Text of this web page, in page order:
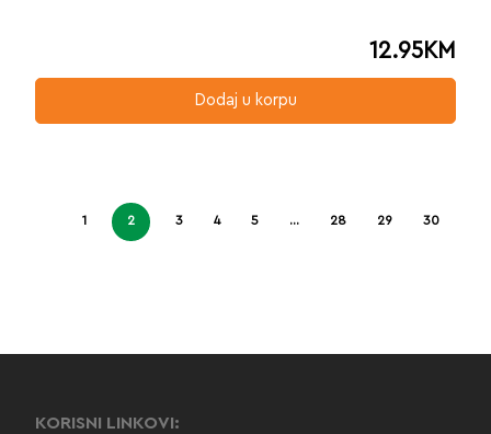
12.95KM
Dodaj u korpu
1 2 3 4 5 … 28 29 30
KORISNI LINKOVI: